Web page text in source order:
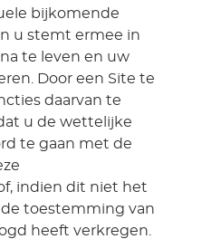
bijkomende
u stemt ermee in
te leven en uw
Door een Site te
daarvan te
u de wettelijke
te gaan met de
indien dit niet het
de toestemming van
heeft verkregen.